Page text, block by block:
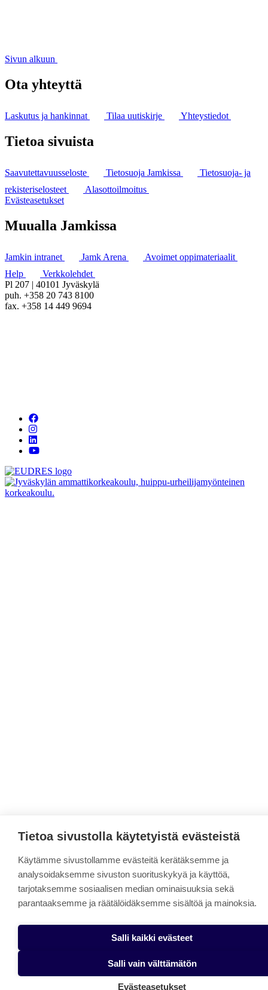
Sivun alkuun
Ota yhteyttä
Laskutus ja hankinnat Tilaa uutiskirje Yhteystiedot
Tietoa sivuista
Saavutettavuusseloste Tietosuoja Jamkissa
Tietosuoja- ja
rekisteriselosteet
Alasottoilmoitus
Evästeasetukset
Muualla Jamkissa
Jamkin intranet Jamk Arena
Avoimet oppimateriaalit
Help
Verkkolehdet
Pl 207 | 40101 Jyväskylä
puh. +358 20 743 8100
fax. +358 14 449 9694
Tietoa sivustolla käytetyistä evästeistä
Käytämme sivustollamme evästeitä kerätäksemme ja
analysoidaksemme sivuston suorituskykyä ja käyttöä,
tarjotaksemme sosiaalisen median ominaisuuksia sekä
parantaaksemme ja räätälöidäksemme sisältöä ja mainoksia.
Salli kaikki evästeet
Salli vain välttämätön
Evästeasetukset